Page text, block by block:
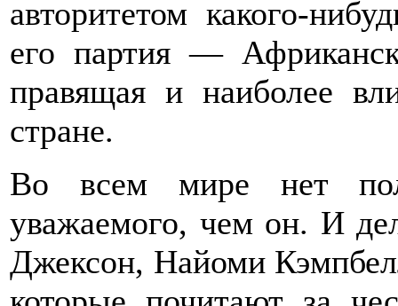
авторитетом какого-
его партия —
правящая и наиболее
стране.
Во всем мире нет
уважаемого, чем он. И
Джексон, Найоми